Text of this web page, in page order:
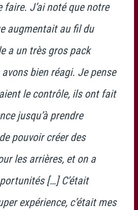
J’ai noté que notre
augmentait au fil du
a un très gros pack
bien réagi. Je pense
le contrôle, ils ont fait
jusqu’à prendre
pouvoir créer des
les arrières, et on a
[…] C’était
expérience, c’était mes